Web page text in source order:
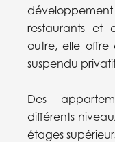
restaurants et
outre, elle
suspendu
Des
différents
étages